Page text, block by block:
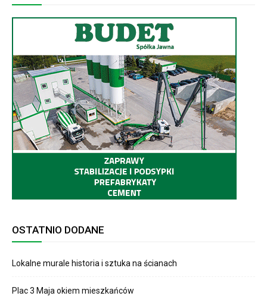
OSTATNIO DODANE
Lokalne murale historia i sztuka na ścianach
Plac 3 Maja okiem mieszkańców